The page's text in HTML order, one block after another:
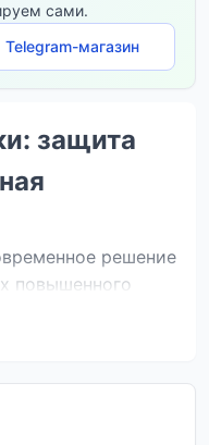
сами.
Telegram-магазин
защита
решение
повышенного
слышать
для